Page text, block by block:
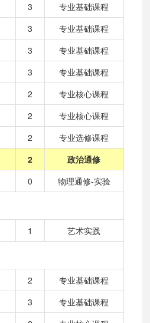
3
专业基础课程
3
专业基础课程
3
专业基础课程
3
专业基础课程
2
专业核心课程
2
专业核心课程
2
专业选修课程
2
政治通修
0 物理通修-实验
1 艺术实践
2
专业基础课程
3
专业基础课程